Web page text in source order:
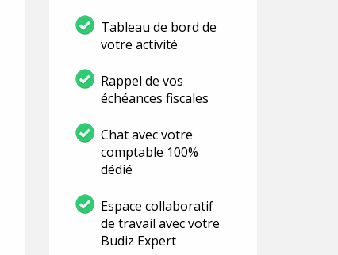
Tableau de bord de
votre activité
Rappel de vos
échéances fiscales
Chat avec votre
comptable 100%
dédié
Espace collaboratif
de travail avec votre
Budiz Expert